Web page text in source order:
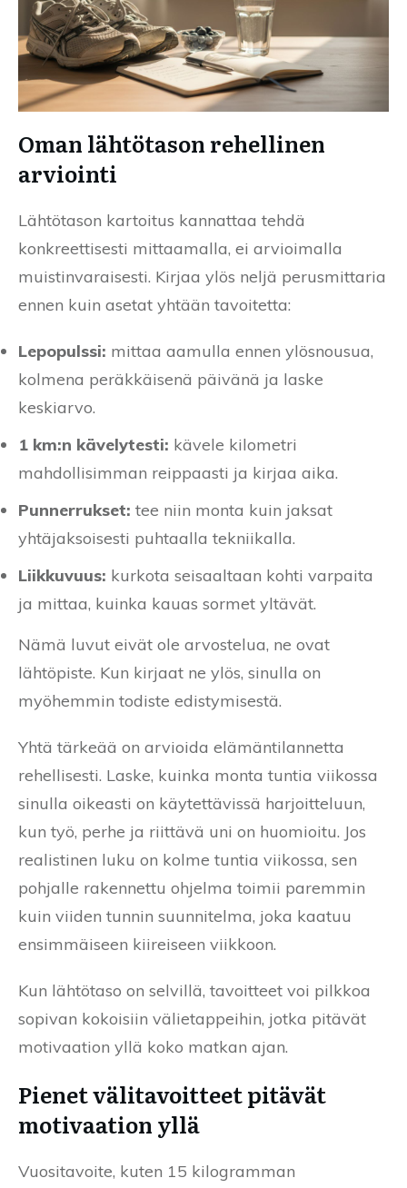
Oman lähtötason rehellinen
arviointi
Lähtötason kartoitus kannattaa tehdä
konkreettisesti mittaamalla, ei arvioimalla
muistinvaraisesti. Kirjaa ylös neljä perusmittaria
ennen kuin asetat yhtään tavoitetta:
Lepopulssi: mittaa aamulla ennen ylösnousua,
kolmena peräkkäisenä päivänä ja laske
keskiarvo.
1 km:n kävelytesti: kävele kilometri
mahdollisimman reippaasti ja kirjaa aika.
Punnerrukset: tee niin monta kuin jaksat
yhtäjaksoisesti puhtaalla tekniikalla.
Liikkuvuus: kurkota seisaaltaan kohti varpaita
ja mittaa, kuinka kauas sormet yltävät.
Nämä luvut eivät ole arvostelua, ne ovat
lähtöpiste. Kun kirjaat ne ylös, sinulla on
myöhemmin todiste edistymisestä.
Yhtä tärkeää on arvioida elämäntilannetta
rehellisesti. Laske, kuinka monta tuntia viikossa
sinulla oikeasti on käytettävissä harjoitteluun,
kun työ, perhe ja riittävä uni on huomioitu. Jos
realistinen luku on kolme tuntia viikossa, sen
pohjalle rakennettu ohjelma toimii paremmin
kuin viiden tunnin suunnitelma, joka kaatuu
ensimmäiseen kiireiseen viikkoon.
Kun lähtötaso on selvillä, tavoitteet voi pilkkoa
sopivan kokoisiin välietappeihin, jotka pitävät
motivaation yllä koko matkan ajan.
Pienet välitavoitteet pitävät
motivaation yllä
Vuositavoite, kuten 15 kilogramman